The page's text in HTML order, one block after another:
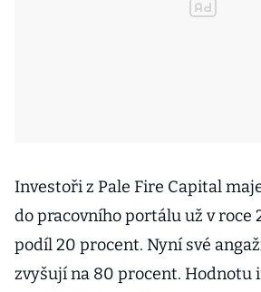
Investoři z Pale Fire Capital
do pracovního portálu už v roce
podíl 20 procent. Nyní své
zvyšují na 80 procent. Hodnotu